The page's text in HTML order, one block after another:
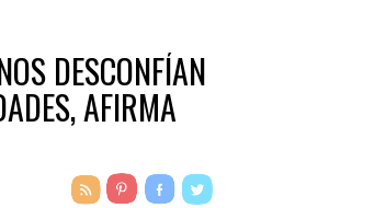
DESCONFÍAN
AFIRMA